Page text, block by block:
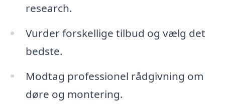
research.
Vurder forskellige tilbud og vælg det
bedste.
Modtag professionel rådgivning om
døre og montering.